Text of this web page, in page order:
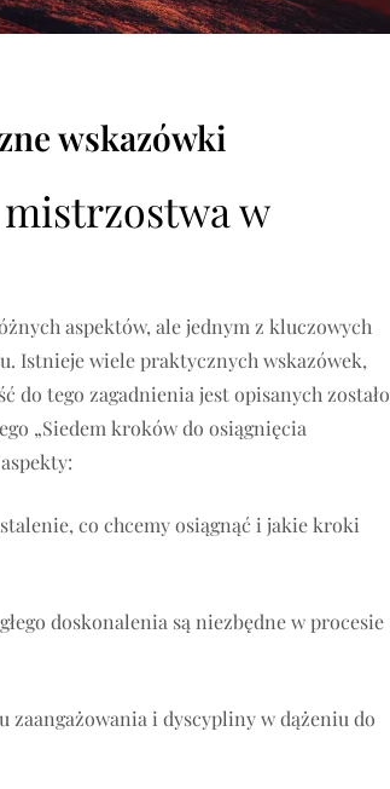
wskazówki
w
aspektów, ale jednym z kluczowych
Istnieje wiele praktycznych wskazówek,
do tego zagadnienia jest opisanych zostało
„Siedem kroków do osiągnięcia
co chcemy osiągnąć i jakie kroki
doskonalenia są niezbędne w procesie
zaangażowania i dyscypliny w dążeniu do